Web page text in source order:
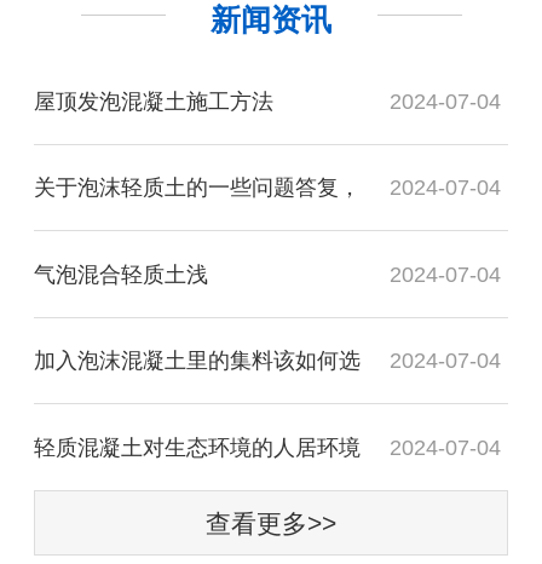
新闻资讯
屋顶发泡混凝土施工方法 2024-07-04
关于泡沫轻质土的一些问题答复， 2024-07-04
气泡混合轻质土​浅 2024-07-04
加入泡沫混凝土里的集料该如何选 2024-07-04
轻质混凝土对生态环境的人居环境 2024-07-04
查看更多>>